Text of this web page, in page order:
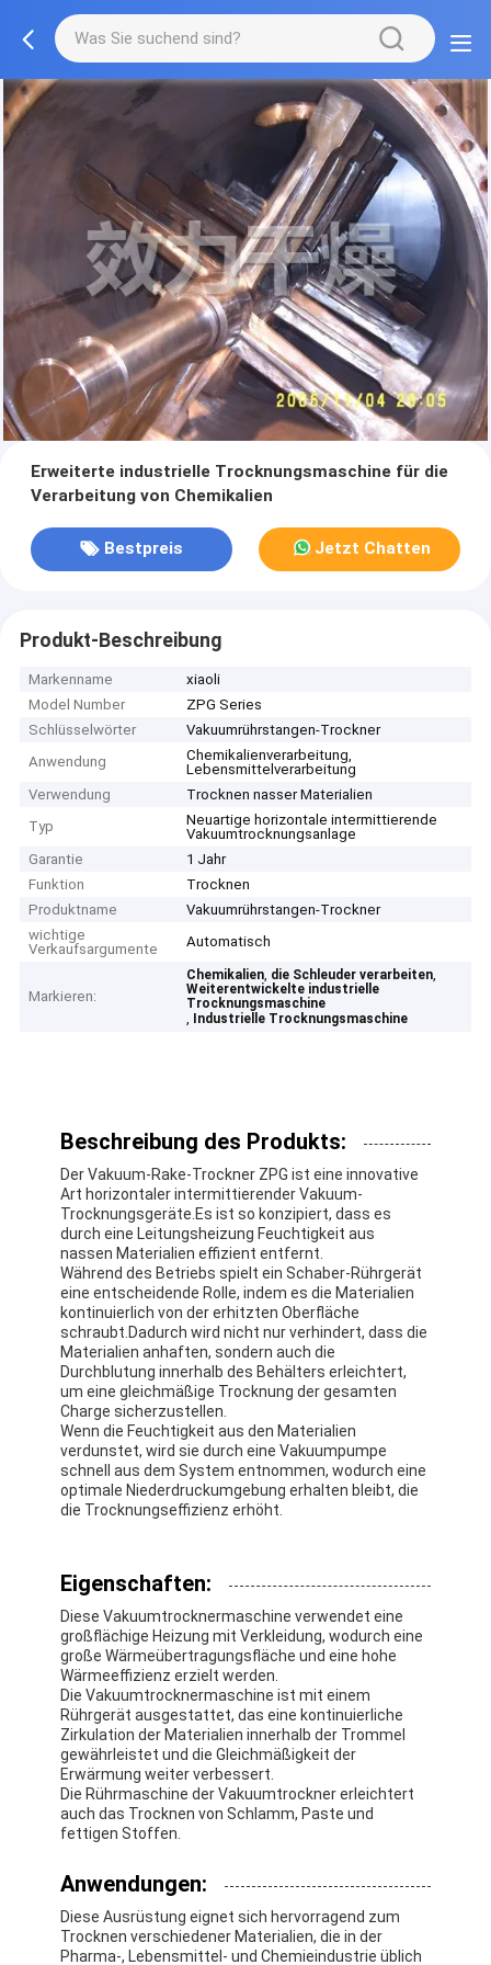
Erweiterte industrielle Trocknungsmaschine für die
Verarbeitung von Chemikalien
Bestpreis Jetzt Chatten
Produkt-Beschreibung
Markenname
xiaoli
Model Number
ZPG Series
Schlüsselwörter
Vakuumrührstangen-Trockner
Anwendung
Chemikalienverarbeitung,
Lebensmittelverarbeitung
Verwendung
Trocknen nasser Materialien
Typ
Neuartige horizontale intermittierende
Vakuumtrocknungsanlage
Garantie
1 Jahr
Funktion
Trocknen
Produktname
Vakuumrührstangen-Trockner
wichtige
Verkaufsargumente
Automatisch
Markieren:
Chemikalien, die Schleuder verarbeiten,
Weiterentwickelte industrielle
Trocknungsmaschine
, Industrielle Trocknungsmaschine
Beschreibung des Produkts:
Der Vakuum-Rake-Trockner ZPG ist eine innovative
Art horizontaler intermittierender Vakuum-
Trocknungsgeräte.Es ist so konzipiert, dass es
durch eine Leitungsheizung Feuchtigkeit aus
nassen Materialien effizient entfernt.
Während des Betriebs spielt ein Schaber-Rührgerät
eine entscheidende Rolle, indem es die Materialien
kontinuierlich von der erhitzten Oberfläche
schraubt.Dadurch wird nicht nur verhindert, dass die
Materialien anhaften, sondern auch die
Durchblutung innerhalb des Behälters erleichtert,
um eine gleichmäßige Trocknung der gesamten
Charge sicherzustellen.
Wenn die Feuchtigkeit aus den Materialien
verdunstet, wird sie durch eine Vakuumpumpe
schnell aus dem System entnommen, wodurch eine
optimale Niederdruckumgebung erhalten bleibt, die
die Trocknungseffizienz erhöht.
Eigenschaften:
Diese Vakuumtrocknermaschine verwendet eine
großflächige Heizung mit Verkleidung, wodurch eine
große Wärmeübertragungsfläche und eine hohe
Wärmeeffizienz erzielt werden.
Die Vakuumtrocknermaschine ist mit einem
Rührgerät ausgestattet, das eine kontinuierliche
Zirkulation der Materialien innerhalb der Trommel
gewährleistet und die Gleichmäßigkeit der
Erwärmung weiter verbessert.
Die Rührmaschine der Vakuumtrockner erleichtert
auch das Trocknen von Schlamm, Paste und
fettigen Stoffen.
Anwendungen:
Diese Ausrüstung eignet sich hervorragend zum
Trocknen verschiedener Materialien, die in der
Pharma-, Lebensmittel- und Chemieindustrie üblich